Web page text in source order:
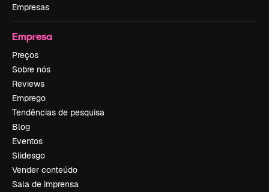
Empresas
Empresa
Preços
Sobre nós
Reviews
Emprego
Tendências de pesquisa
Blog
Eventos
Slidesgo
Vender conteúdo
Sala de imprensa